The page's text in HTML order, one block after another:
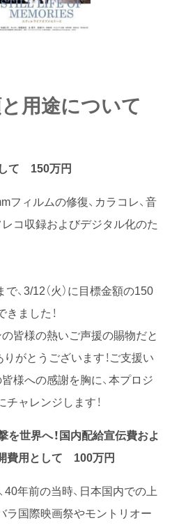
用途について
て 150万円
フィルムの修復、カラコレ、音
コ収録およびデジタル化のた
、3/12（火）に目標金額の150
ました！
皆様の熱いご声援の賜物だと
がとうございます！ご支援い
様への感謝を胸に、本プロジ
ャレンジします！
を世界へ！国内配給宣伝費およ
費用として 100万円
40年前の当時、日本国内での上
ラ国際映画祭やモントリオー